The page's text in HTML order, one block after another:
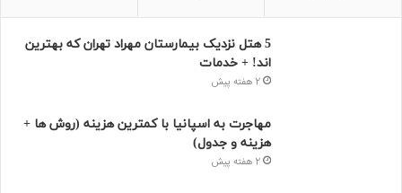
5 هتل نزدیک بیمارستان مهراد تهران که بهترین‌
اند! + خدمات
2 هفته پیش
مهاجرت به اسپانیا با کمترین هزینه (روش ها +
هزینه و جدول)
2 هفته پیش